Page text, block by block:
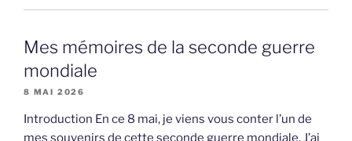
Mes mémoires de la seconde guerre
mondiale
8 MAI 2026
Introduction En ce 8 mai, je viens vous conter l’un de
mes souvenirs de cette seconde guerre mondiale. J’ai